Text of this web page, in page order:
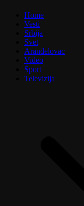
Home
Vesti
Srbija
Svet
Aranđelovac
Video
Sport
Televizija